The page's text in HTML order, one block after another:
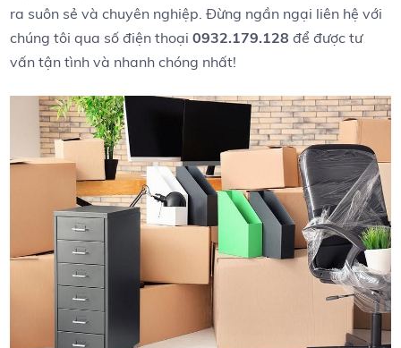
ra suôn sẻ và ‍chuyên nghiệp. Đừng ngần ngại liên hệ⁤ với
chúng tôi qua số điện thoại0932.179.128 để được tư
vấn tận tình và ‌nhanh chóng ​nhất!